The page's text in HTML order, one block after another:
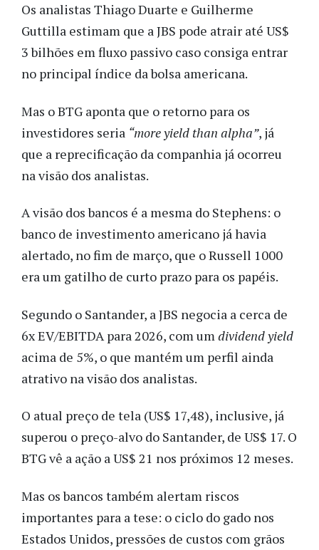
Os analistas Thiago Duarte e Guilherme
Guttilla estimam que a JBS pode atrair até US$
3 bilhões em fluxo passivo caso consiga entrar
no principal índice da bolsa americana.
Mas o BTG aponta que o retorno para os
investidores seria “more yield than alpha”, já
que a reprecificação da companhia já ocorreu
na visão dos analistas.
A visão dos bancos é a mesma do Stephens: o
banco de investimento americano já havia
alertado, no fim de março, que o Russell 1000
era um gatilho de curto prazo para os papéis.
Segundo o Santander, a JBS negocia a cerca de
6x EV/EBITDA para 2026, com umdividend yield
acima de 5%, o que mantém um perfil ainda
atrativo na visão dos analistas.
O atual preço de tela (US$ 17,48), inclusive, já
superou o preço-alvo do Santander, de US$ 17. O
BTG vê a ação a US$ 21 nos próximos 12 meses.
Mas os bancos também alertam riscos
importantes para a tese: o ciclo do gado nos
Estados Unidos, pressões de custos com grãos